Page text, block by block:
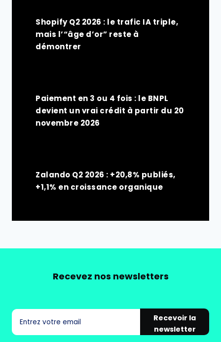
Shopify Q2 2026 : le trafic IA triple,
mais l’“âge d’or” reste à
démontrer
Paiement en 3 ou 4 fois : le BNPL
devient un vrai crédit à partir du 20
novembre 2026
Zalando Q2 2026 : +20,8% publiés,
+1,1% en croissance organique
Recevez nos newsletters
Recevoir la
newsletter